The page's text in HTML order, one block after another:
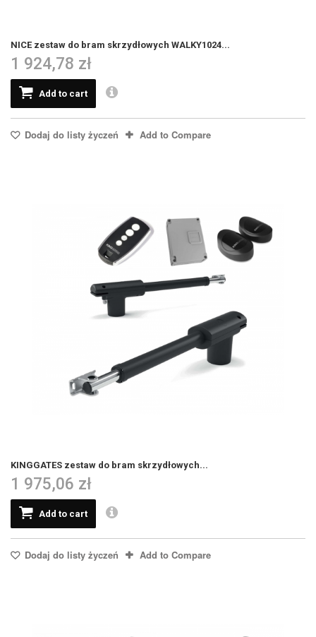
NICE zestaw do bram skrzydłowych WALKY1024...
1 924,78 zł
Add to cart
Dodaj do listy życzeń Add to Compare
KINGGATES zestaw do bram skrzydłowych...
1 975,06 zł
Add to cart
Dodaj do listy życzeń Add to Compare